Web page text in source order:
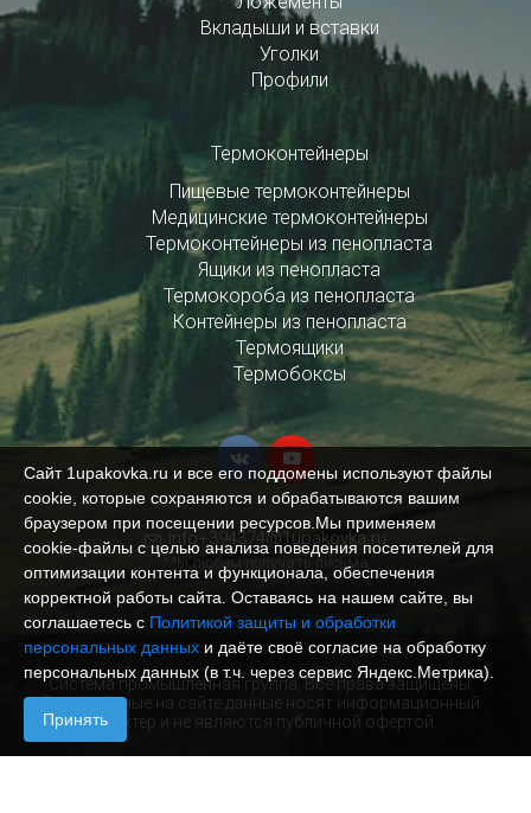
Вкладыши и вставки
Уголки
Профили
Термоконтейнеры
Пищевые термоконтейнеры
Медицинские термоконтейнеры
Термоконтейнеры из пенопласта
Ящики из пенопласта
Термокороба из пенопласта
Контейнеры из пенопласта
Термоящики
Термобоксы
info+394374@1upakovka.ru
Мы любим получать письма
Система промышленная группа, Все права защищены.
Размещённые на сайте данные носят информационный
характер и не являются публичной офертой.
Сайт 1upakovka.ru и все его поддомены используют файлы
cookie, которые сохраняются и обрабатываются вашим
браузером при посещении ресурсов.Мы применяем
cookie‑файлы с целью анализа поведения посетителей для
оптимизации контента и функционала, обеспечения
корректной работы сайта. Оставаясь на нашем сайте, вы
соглашаетесь с Политикой защиты и обработки
персональных данных и даёте своё согласие на обработку
персональных данных (в т.ч. через сервис Яндекс.Метрика).
Принять